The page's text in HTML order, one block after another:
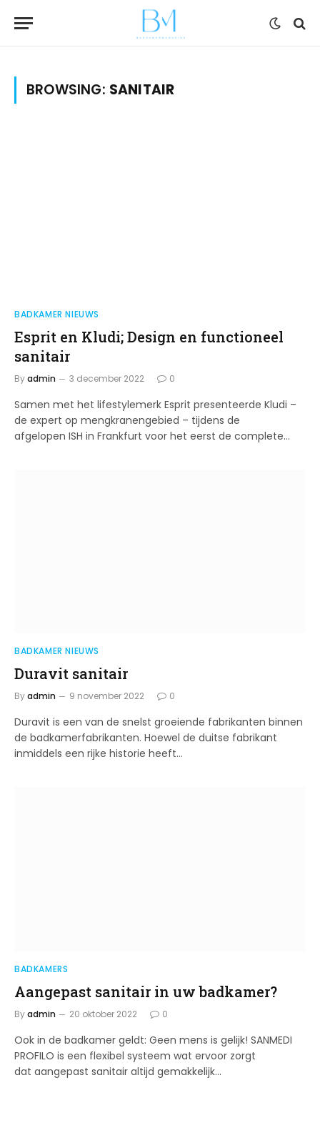
BROWSING: SANITAIR
BADKAMER NIEUWS
Esprit en Kludi; Design en functioneel
sanitair
Byadmin 3 december 2022 0
Samen met het lifestylemerk Esprit presenteerde Kludi –
de expert op mengkranengebied – tijdens de
afgelopen ISH in Frankfurt voor het eerst de complete…
BADKAMER NIEUWS
Duravit sanitair
Byadmin 9 november 2022 0
Duravit is een van de snelst groeiende fabrikanten binnen
de badkamerfabrikanten. Hoewel de duitse fabrikant
inmiddels een rijke historie heeft…
BADKAMERS
Aangepast sanitair in uw badkamer?
Byadmin 20 oktober 2022 0
Ook in de badkamer geldt: Geen mens is gelijk! SANMEDI
PROFILO is een flexibel systeem wat ervoor zorgt
dat aangepast sanitair altijd gemakkelijk…